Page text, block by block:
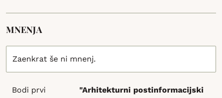
MNENJA
Zaenkrat še ni mnenj.
Bodi prvi
"Arhitekturni postinformacijski